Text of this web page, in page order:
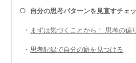
○ 自分の思考パターンを見直すチェ
・ まずは気づくことから！ 思考の偏
・ 思考記録で自分の癖を見つける